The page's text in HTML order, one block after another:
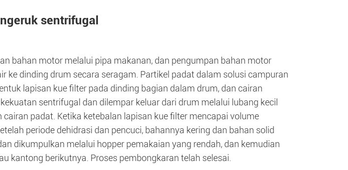
sentrifugal
bahan motor melalui pipa makanan, dan pengumpan bahan motor
ke dinding drum secara seragam. Partikel padat dalam solusi campuran
lapisan kue filter pada dinding bagian dalam drum, dan cairan
sentrifugal dan dilempar keluar dari drum melalui lubang kecil
padat. Ketika ketebalan lapisan kue filter mencapai volume
periode dehidrasi dan pencuci, bahannya kering dan bahan solid
dikumpulkan melalui hopper pemakaian yang rendah, dan kemudian
kantong berikutnya. Proses pembongkaran telah selesai.